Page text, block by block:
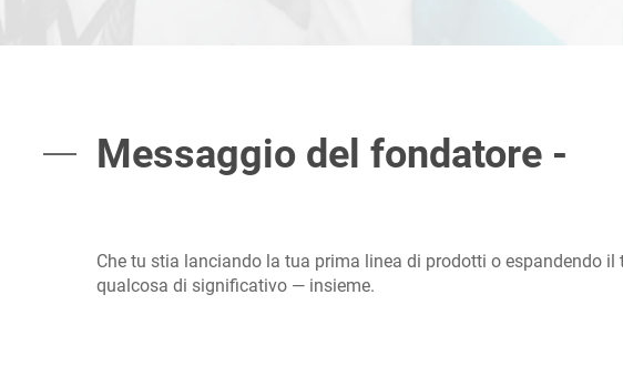
Messaggio del fondatore -
Che tu stia lanciando la tua prima linea di prodotti o espandendo
qualcosa di significativo — insieme.